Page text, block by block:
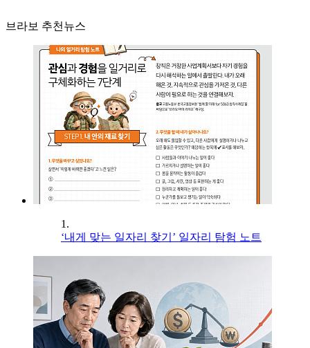
브라보 추천뉴스
1.
‘내게 맞는 일자리 찾기’ 일자리 탐험 노트